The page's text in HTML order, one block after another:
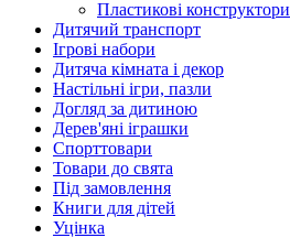
Пластикові конструктори
Дитячий транспорт
Ігрові набори
Дитяча кімната і декор
Настільні ігри, пазли
Догляд за дитиною
Дерев'яні іграшки
Спорттовари
Товари до свята
Під замовлення
Книги для дітей
Уцінка